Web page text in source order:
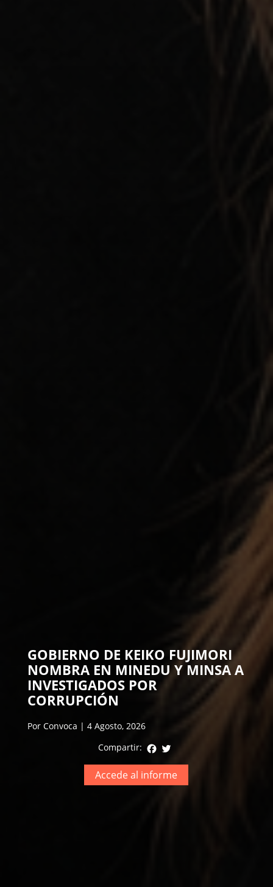
GOBIERNO DE KEIKO FUJIMORI
NOMBRA EN MINEDU Y MINSA A
INVESTIGADOS POR
CORRUPCIÓN
Por Convoca | 4 Agosto, 2026
Compartir:
Facebook
Accede al informe